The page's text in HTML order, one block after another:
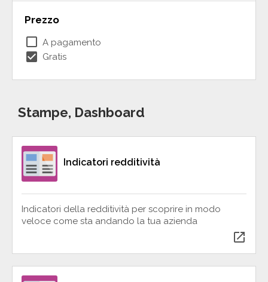
Prezzo
check_box_outline_blank A pagamento
check_box Gratis
Stampe, Dashboard
Indicatori redditività
Indicatori della redditività per scoprire in modo
veloce come sta andando la tua azienda
open_in_new